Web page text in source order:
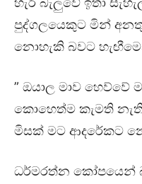
පුද්ගලයෙකුට මින්
නොහැකි බවට
” ඔයාල මාව හෙව්වේ
කොහෙත්ම කැමති
මිසක් මට ආදරේකට
ධර්මරත්න කෝපයෙන්